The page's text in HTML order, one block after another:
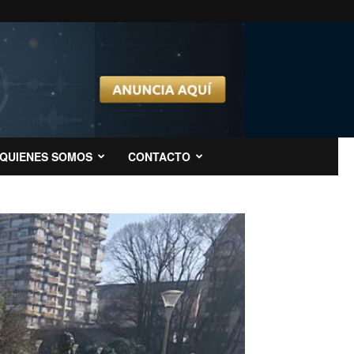
QUIENES SOMOS CONTACTO